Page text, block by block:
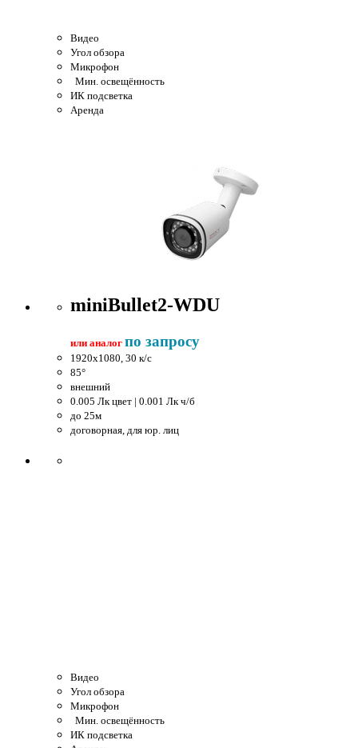
Видео
Угол обзора
Микрофон
Мин. освещённость
ИК подсветка
Аренда
miniBullet2-WDU
или аналог по запросу
1920x1080, 30 к/c
85°
внешний
0.005 Лк цвет | 0.001 Лк ч/б
до 25м
договорная, для юр. лиц
Видео
Угол обзора
Микрофон
Мин. освещённость
ИК подсветка